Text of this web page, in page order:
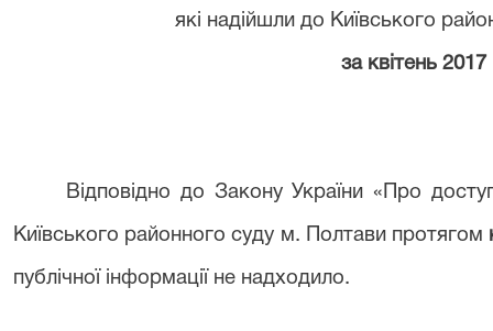
які надійшли до Київського
за квітень2017
Відповідно до Закону України «Про
Київського районного суду м. Полтави протягом
публічної інформації не надходило.